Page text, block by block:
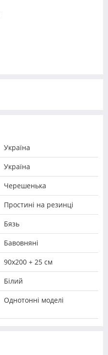
Україна
Україна
Черешенька
Простині на резинці
Бязь
Бавовняні
90х200 + 25 см
Білий
Однотонні моделі